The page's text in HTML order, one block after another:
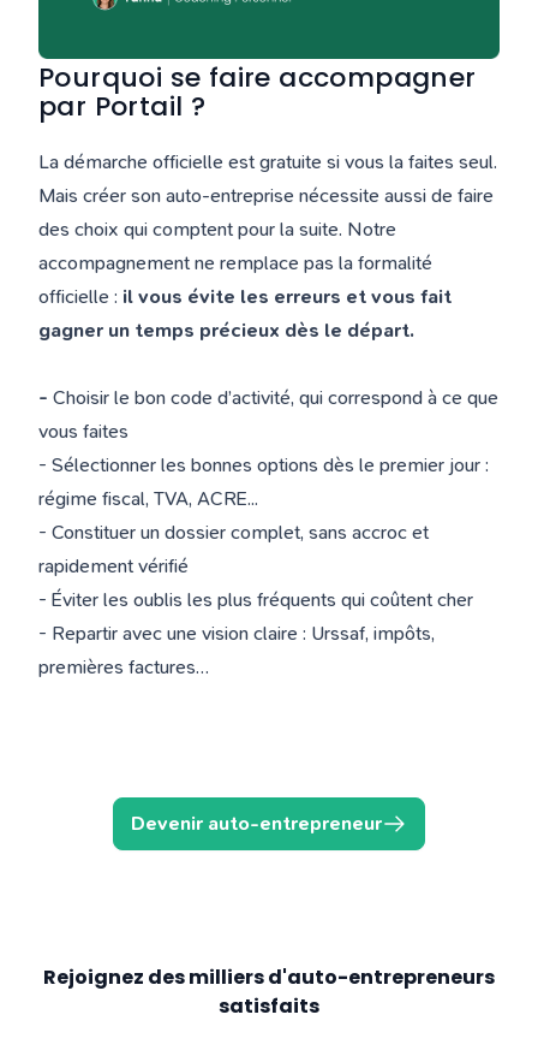
Pourquoi se faire accompagner
par Portail ?
La démarche officielle est gratuite si vous la faites seul.
Mais créer son auto-entreprise nécessite aussi de faire
des choix qui comptent pour la suite. Notre
accompagnement ne remplace pas la formalité
officielle : il vous évite les erreurs et vous fait
gagner un temps précieux dès le départ.
- Choisir le bon code d’activité, qui correspond à ce que
vous faites
- Sélectionner les bonnes options dès le premier jour :
régime fiscal, TVA, ACRE...
- Constituer un dossier complet, sans accroc et
rapidement vérifié
- Éviter les oublis les plus fréquents qui coûtent cher
- Repartir avec une vision claire : Urssaf, impôts,
premières factures…
Devenir auto-entrepreneur
Rejoignez des milliers d'auto-entrepreneurs
satisfaits